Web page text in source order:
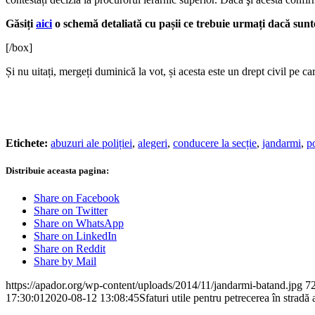
Găsiți aici o schemă detaliată cu pașii ce trebuie urmați dacă
[/box]
Și nu uitați, mergeți duminică la vot, și acesta este un drept civil pe
Etichete: abuzuri ale poliției, alegeri, conducere la secție, jandarmi,
Distribuie aceasta pagina:
Share on Facebook
Share on Twitter
Share on WhatsApp
Share on LinkedIn
Share on Reddit
Share by Mail
https://apador.org/wp-content/uploads/2014/11/jandarmi-batand.jpg
17:30:01 2020-08-12 13:08:45Sfaturi utile pentru petrecerea în